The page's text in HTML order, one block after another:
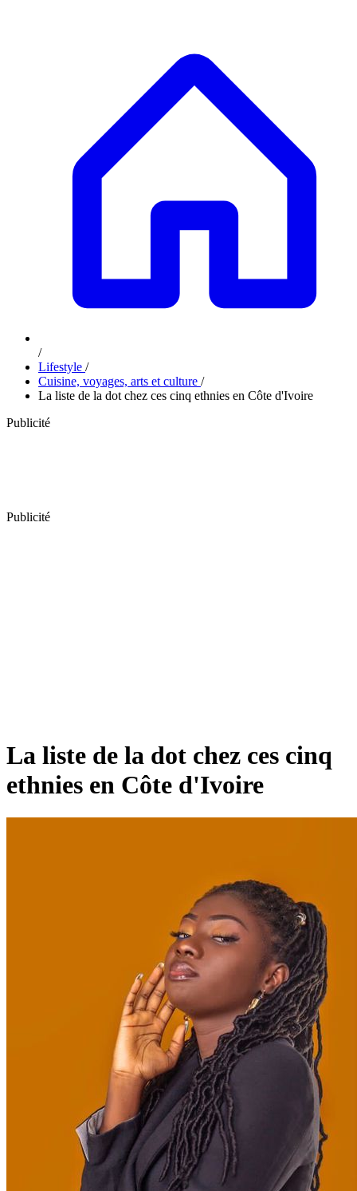
/
Lifestyle /
Cuisine, voyages, arts et culture /
La liste de la dot chez ces cinq ethnies en Côte d'Ivoire
Publicité
Publicité
La liste de la dot chez ces cinq
ethnies en Côte d'Ivoire